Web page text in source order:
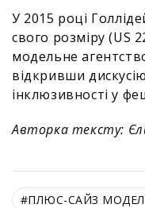
У 2015 році
свого розміру (US
модельне
відкривши
інклюзивності у
Авторка тексту:
#ПЛЮС-САЙЗ